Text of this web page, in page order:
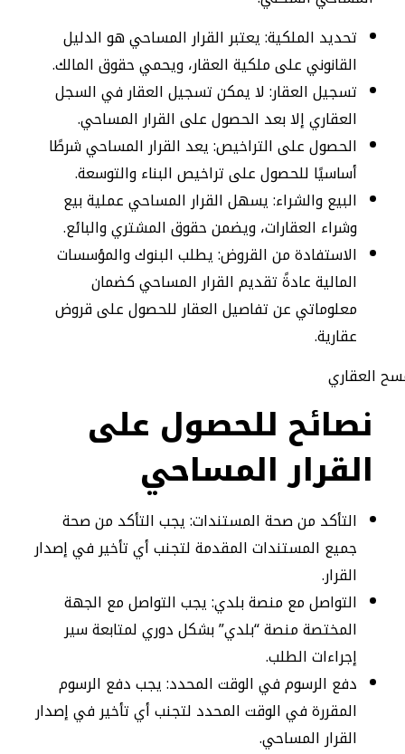
تحديد الملكية: يعتبر القرار المساحي هو الدليل
القانوني على ملكية العقار، ويحمي حقوق المالك.
تسجيل العقار: لا يمكن تسجيل العقار في السجل
العقاري إلا بعد الحصول على القرار المساحي.
الحصول على التراخيص: يعد القرار المساحي شرطًا
أساسيًا للحصول على تراخيص البناء والتوسعة.
البيع والشراء: يسهل القرار المساحي عملية بيع
وشراء العقارات، ويضمن حقوق المشتري والبائع.
الاستفادة من القروض: يطلب البنوك والمؤسسات
المالية عادةً تقديم القرار المساحي كضمان
معلوماتي عن تفاصيل العقار للحصول على قروض
عقارية.
نصائح للحصول على
القرار المساحي
التأكد من صحة المستندات: يجب التأكد من صحة
جميع المستندات المقدمة لتجنب أي تأخير في إصدار
القرار.
التواصل مع منصة بلدي: يجب التواصل مع الجهة
المختصة منصة “بلدي” بشكل دوري لمتابعة سير
إجراءات الطلب.
دفع الرسوم في الوقت المحدد: يجب دفع الرسوم
المقررة في الوقت المحدد لتجنب أي تأخير في إصدار
القرار المساحي.